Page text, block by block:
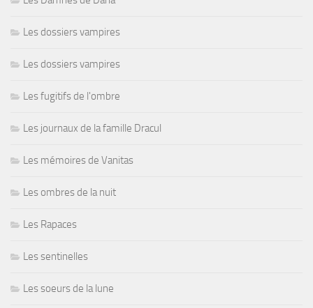
Les dossiers vampires
Les dossiers vampires
Les fugitifs de l'ombre
Les journaux de la famille Dracul
Les mémoires de Vanitas
Les ombres de la nuit
Les Rapaces
Les sentinelles
Les soeurs de la lune